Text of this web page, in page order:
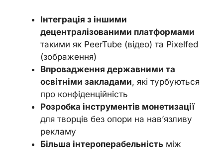
Інтеграція з іншими
децентралізованими платформами
такими як PeerTube (відео) та Pixelfed
(зображення)
Впровадження державними та
освітніми закладами, які турбуються
про конфіденційність
Розробка інструментів монетизації
для творців без опори на нав’язливу
рекламу
Більша інтероперабельність між